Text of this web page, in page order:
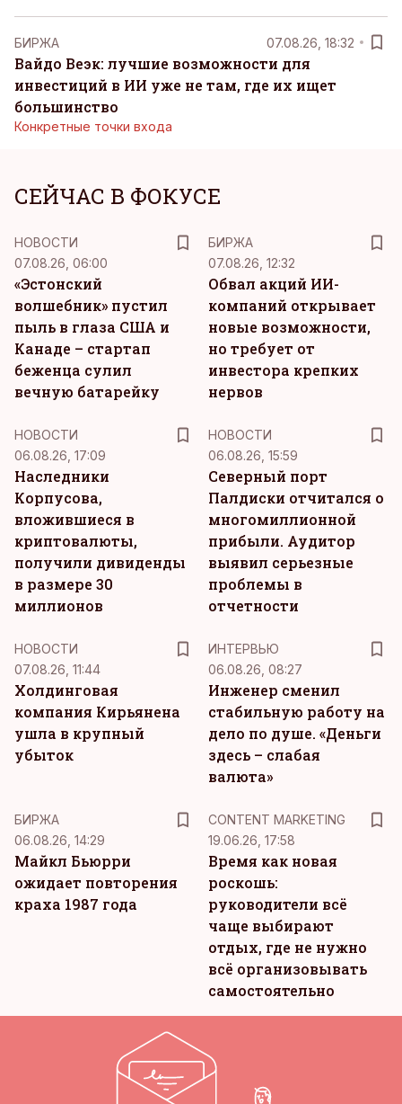
БИРЖА 07.08.26, 18:32
Вайдо Веэк: лучшие возможности для
инвестиций в ИИ уже не там, где их ищет
большинство
Конкретные точки входа
СЕЙЧАС В ФОКУСЕ
НОВОСТИ
07.08.26, 06:00
«Эстонский
волшебник» пустил
пыль в глаза США и
Канаде – стартап
беженца сулил
вечную батарейку
БИРЖА
07.08.26, 12:32
Обвал акций ИИ-
компаний открывает
новые возможности,
но требует от
инвестора крепких
нервов
НОВОСТИ
06.08.26, 17:09
Наследники
Корпусова,
вложившиеся в
криптовалюты,
получили дивиденды
в размере 30
миллионов
НОВОСТИ
06.08.26, 15:59
Северный порт
Палдиски отчитался о
многомиллионной
прибыли. Аудитор
выявил серьезные
проблемы в
отчетности
НОВОСТИ
07.08.26, 11:44
Холдинговая
компания Кирьянена
ушла в крупный
убыток
ИНТЕРВЬЮ
06.08.26, 08:27
Инженер сменил
стабильную работу на
дело по душе. «Деньги
здесь – слабая
валюта»
БИРЖА
06.08.26, 14:29
Майкл Бьюрри
ожидает повторения
краха 1987 года
CONTENT MARKETING
19.06.26, 17:58
Время как новая
роскошь:
руководители всё
чаще выбирают
отдых, где не нужно
всё организовывать
самостоятельно